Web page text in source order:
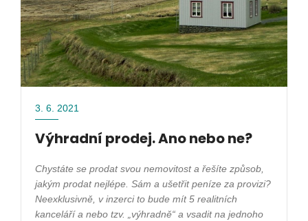
3. 6. 2021
Výhradní prodej. Ano nebo ne?
Chystáte se prodat svou nemovitost a řešíte způsob,
jakým prodat nejlépe. Sám a ušetřit peníze za provizi?
Neexklusivně, v inzerci to bude mít 5 realitních
kanceláří a nebo tzv. „výhradně“ a vsadit na jednoho